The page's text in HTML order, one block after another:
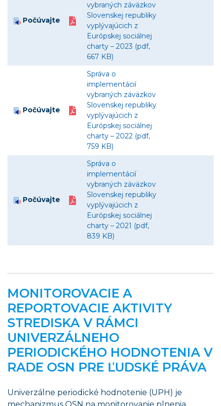
Počúvajte
vybraných záväzkov
Slovenskej republiky
vyplývajúcich z
Európskej sociálnej
charty – 2023 (pdf,
667 KB)
Počúvajte
Správa o
implementácií
vybraných záväzkov
Slovenskej republiky
vyplývajúcich z
Európskej sociálnej
charty – 2022 (pdf,
759 KB)
Počúvajte
Správa o
implementácií
vybraných záväzkov
Slovenskej republiky
vyplývajúcich z
Európskej sociálnej
charty – 2021 (pdf,
839 KB)
MONITOROVACIE A
REPORTOVACIE AKTIVITY
STREDISKA V RÁMCI
UNIVERZÁLNEHO
PERIODICKÉHO HODNOTENIA V
RADE OSN PRE ĽUDSKÉ PRÁVA
Univerzálne periodické hodnotenie (UPH) je